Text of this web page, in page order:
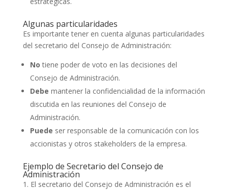
Algunas particularidades
Es importante tener en cuenta algunas particularidades
del secretario del Consejo de Administración:
No tiene poder de voto en las decisiones del
Consejo de Administración.
Debe mantener la confidencialidad de la información
discutida en las reuniones del Consejo de
Administración.
Puede ser responsable de la comunicación con los
accionistas y otros stakeholders de la empresa.
Ejemplo de Secretario del Consejo de
Administración
1. El secretario del Consejo de Administración es el